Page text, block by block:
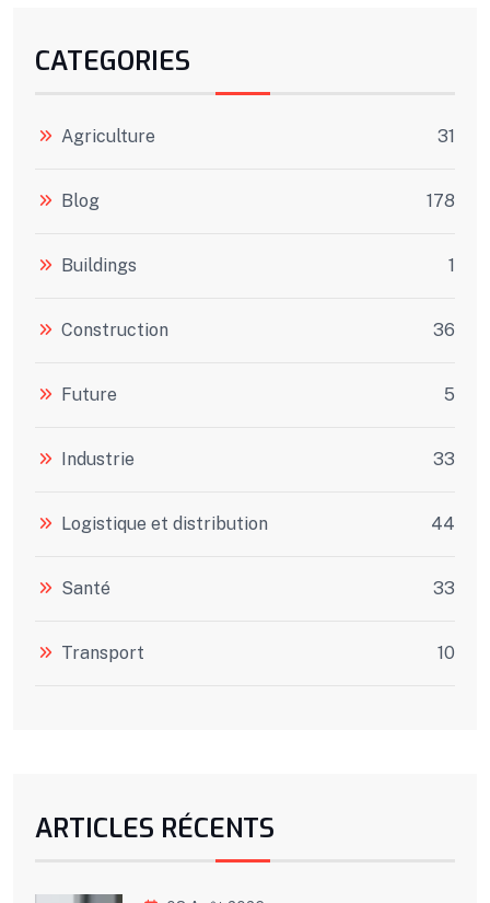
CATEGORIES
Agriculture 31
Blog 178
Buildings 1
Construction 36
Future 5
Industrie 33
Logistique et distribution 44
Santé 33
Transport 10
ARTICLES RÉCENTS